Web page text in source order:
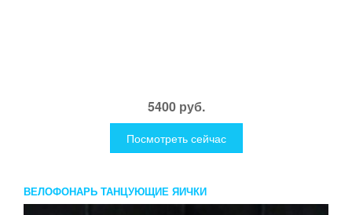
5400 руб.
Посмотреть сейчас
ВЕЛОФОНАРЬ ТАНЦУЮЩИЕ ЯИЧКИ